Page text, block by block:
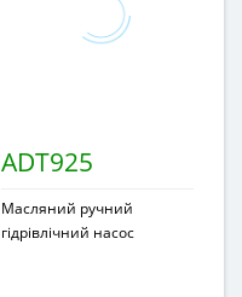
ADT925
Масляний ручний
гідрівлічний насос